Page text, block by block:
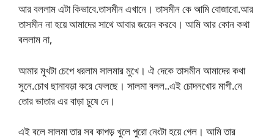
আর বললাম এটা কিভাবে.তাসমীন এখানে। তাসমীন কে আমি বোজাবো.আর
তাসমীন না হয়ে আমাদের সাথে আবার জয়েন করবে। আমি আর কোন কথা
বললাম না,
আমার মুখটা চেপে ধরলাম সালমার মুখে। ঐ দেকে তাসমীন আমাদের কথা
সুনে.চোখ ছানাবড়া করে ফেলছে। সালমা বলল..এই চোদনখোর মাগী.নে
তোর ভাতার এর বাড়া চুষে দে।
এই বলে সালমা তার সব কাপড় খুলে পুরো নেংটা হয়ে গেল। আমি তার